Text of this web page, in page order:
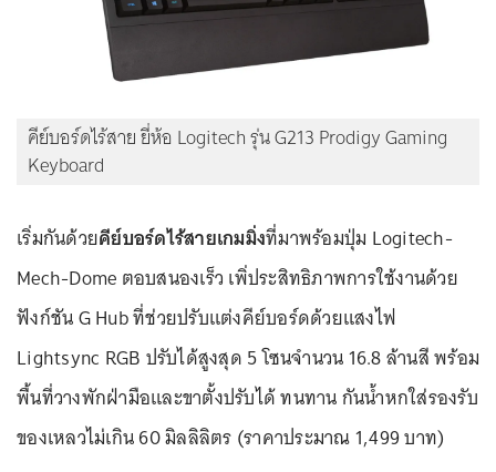
คีย์บอร์ดไร้สาย ยี่ห้อ Logitech รุ่น G213 Prodigy Gaming
Keyboard
เริ่มกันด้วยคีย์บอร์ดไร้สายเกมมิ่งที่มาพร้อมปุ่ม Logitech-
Mech-Dome ตอบสนองเร็ว เพิ่ประสิทธิภาพการใช้งานด้วย
ฟังก์ชัน G Hub ที่ช่วยปรับแต่งคีย์บอร์ดด้วยแสงไฟ
Lightsync RGB ปรับได้สูงสุด 5 โซนจำนวน 16.8 ล้านสี พร้อม
พื้นที่วางพักฝ่ามือและขาตั้งปรับได้ ทนทาน กันน้ำหกใส่รองรับ
ของเหลวไม่เกิน 60 มิลลิลิตร (ราคาประมาณ 1,499 บาท)